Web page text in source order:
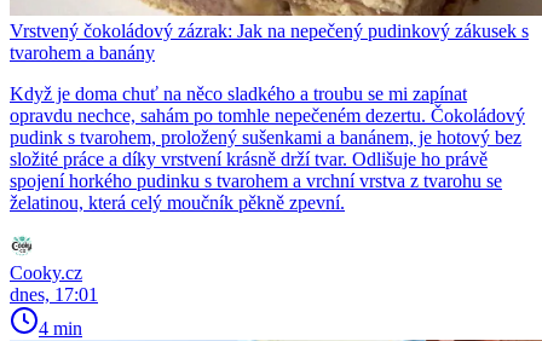
Vrstvený čokoládový zázrak: Jak na nepečený pudinkový zákusek s
tvarohem a banány
Když je doma chuť na něco sladkého a troubu se mi zapínat
opravdu nechce, sahám po tomhle nepečeném dezertu. Čokoládový
pudink s tvarohem, proložený sušenkami a banánem, je hotový bez
složité práce a díky vrstvení krásně drží tvar. Odlišuje ho právě
spojení horkého pudinku s tvarohem a vrchní vrstva z tvarohu se
želatinou, která celý moučník pěkně zpevní.
Cooky.cz
dnes, 17:01
4 min